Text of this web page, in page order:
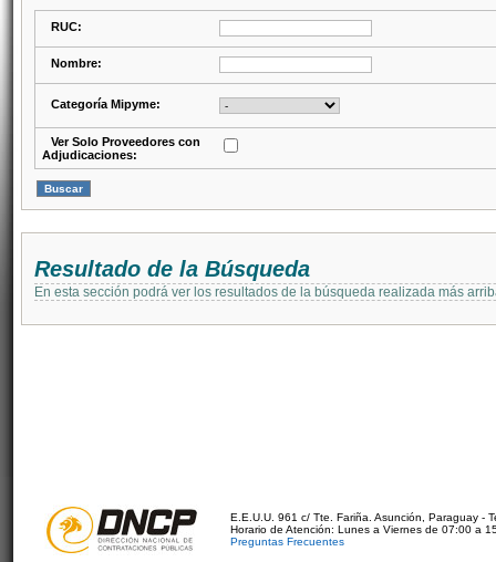
RUC:
Nombre:
Categoría Mipyme:
Ver Solo Proveedores con
Adjudicaciones:
Resultado de la Búsqueda
En esta sección podrá ver los resultados de la búsqueda realizada más
E.E.U.U. 961 c/ Tte. Fariña. Asunción, Paraguay -
Horario de Atención: Lunes a Viernes de 07:00 a
Preguntas Frecuentes